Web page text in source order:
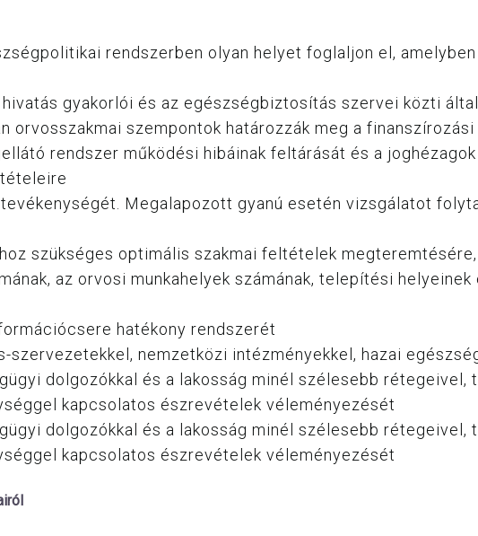
rendszerben olyan helyet foglaljon el,
gyakorlói és az egészségbiztosítás szervei közti
orvosszakmai szempontok határozzák meg a
rendszer működési hibáinak feltárását és a
Megalapozott gyanú esetén vizsgálatot
szükséges optimális szakmai feltételek
az orvosi munkahelyek számának, telepítési
hatékony rendszerét
nemzetközi intézményekkel, hazai
dolgozókkal és a lakosság minél szélesebb rétegeivel,
kapcsolatos észrevételek véleményezését
dolgozókkal és a lakosság minél szélesebb rétegeivel,
kapcsolatos észrevételek véleményezését